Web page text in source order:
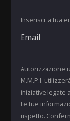
Inserisci la tua
Autorizzazione
M.M.P.I.
iniziative legate
Le tue
rispetto.